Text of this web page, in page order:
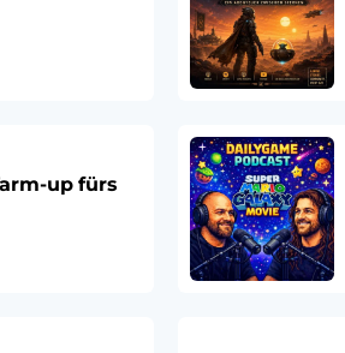
up fürs